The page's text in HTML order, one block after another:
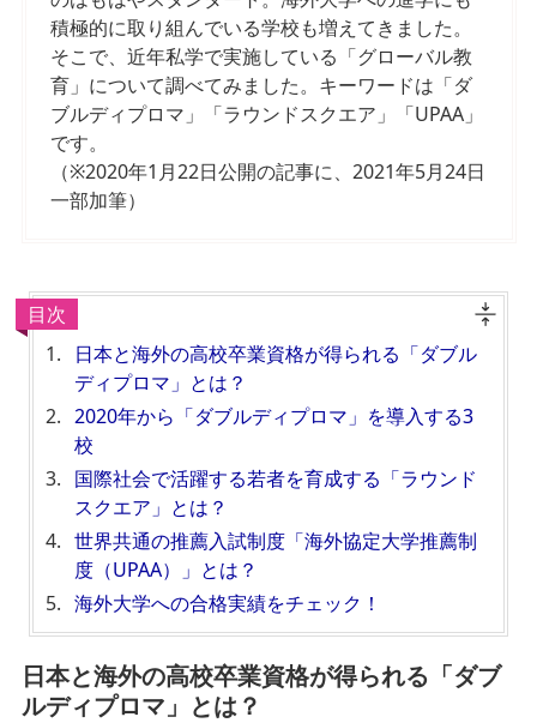
積極的に取り組んでいる学校も増えてきました。
そこで、近年私学で実施している「グローバル教
育」について調べてみました。キーワードは「ダ
ブルディプロマ」「ラウンドスクエア」「UPAA」
です。
（※2020年1月22日公開の記事に、2021年5月24日
一部加筆）
目次
日本と海外の高校卒業資格が得られる「ダブル
ディプロマ」とは？
2020年から「ダブルディプロマ」を導入する3
校
国際社会で活躍する若者を育成する「ラウンド
スクエア」とは？
世界共通の推薦入試制度「海外協定大学推薦制
度（UPAA）」とは？
海外大学への合格実績をチェック！
日本と海外の高校卒業資格が得られる「ダブ
ルディプロマ」とは？